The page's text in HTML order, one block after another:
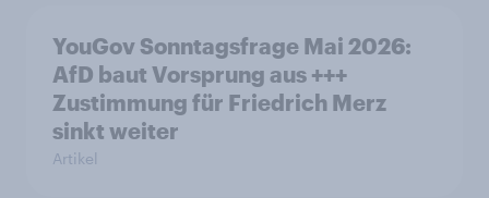
YouGov Sonntagsfrage Mai 2026:
AfD baut Vorsprung aus +++
Zustimmung für Friedrich Merz
sinkt weiter
Artikel